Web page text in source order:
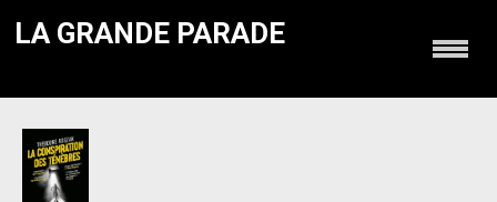
LA GRANDE PARADE